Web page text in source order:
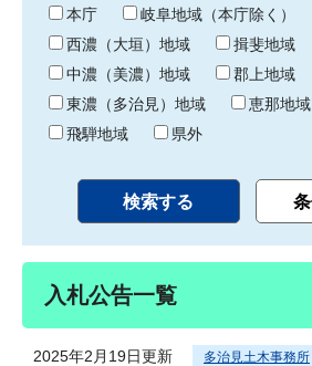
わ
り
本庁
岐阜地域（本庁除く）
西濃（大垣）地域
揖斐地域
中濃（美濃）地域
郡上地域
東濃（多治見）地域
恵那地域
飛騨地域
県外
入札公告一覧
2025年2月19日更新 多治見土木事務所